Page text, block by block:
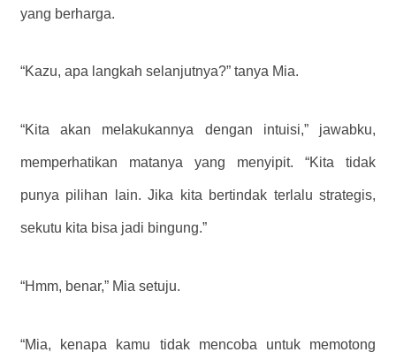
yang berharga.
“Kazu, apa langkah selanjutnya?” tanya Mia.
“Kita akan melakukannya dengan intuisi,” jawabku,
memperhatikan matanya yang menyipit. “Kita tidak
punya pilihan lain. Jika kita bertindak terlalu strategis,
sekutu kita bisa jadi bingung.”
“Hmm, benar,” Mia setuju.
“Mia, kenapa kamu tidak mencoba untuk memotong